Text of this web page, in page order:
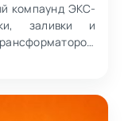
компаунд ЭКС-
заливки и